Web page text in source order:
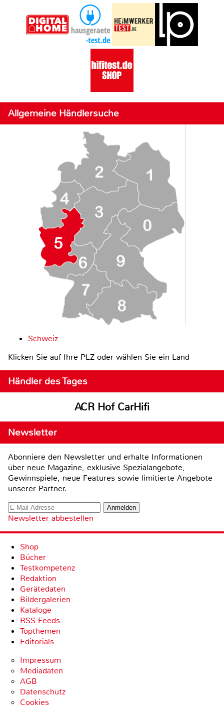
Allgemeine Händlersuche
Schweiz
Klicken Sie auf Ihre PLZ oder wählen Sie ein Land
Händler des Tages
ACR Hof CarHifi
Newsletter
Abonniere den Newsletter und erhalte Informationen
über neue Magazine, exklusive Spezialangebote,
Gewinnspiele, neue Features sowie limitierte Angebote
unserer Partner.
Newsletter abbestellen
Shop
Bücher
Testkompetenz
Redaktion
Gerätedaten
Bildergalerien
Kataloge
RSS-Feeds
Topthemen
Editorials
Impressum
Mediadaten
AGB
Datenschutz
Cookies